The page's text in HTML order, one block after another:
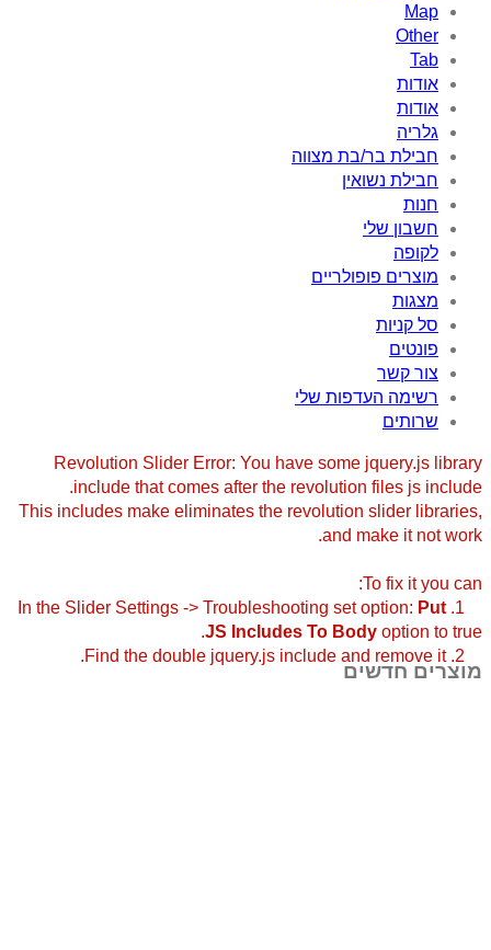
Map
Other
Tab
אודות
אודות
גלריה
חבילת בר/בת מצווה
חבילת נשואין
חנות
חשבון שלי
לקופה
מוצרים פופולריים
מצגות
סל קניות
פונטים
צור קשר
רשימה העדפות שלי
שרותים
Revolution Slider Error: You have some jquery.js library
include that comes after the revolution files js include.
This includes make eliminates the revolution slider libraries,
and make it not work.
To fix it you can:
Put
JS Includes To Body option to true.
מוצרים חדשים